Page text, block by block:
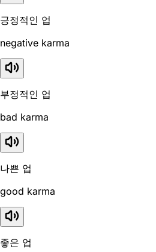
긍정적인 업
negative karma
부정적인 업
bad karma
나쁜 업
good karma
좋은 업